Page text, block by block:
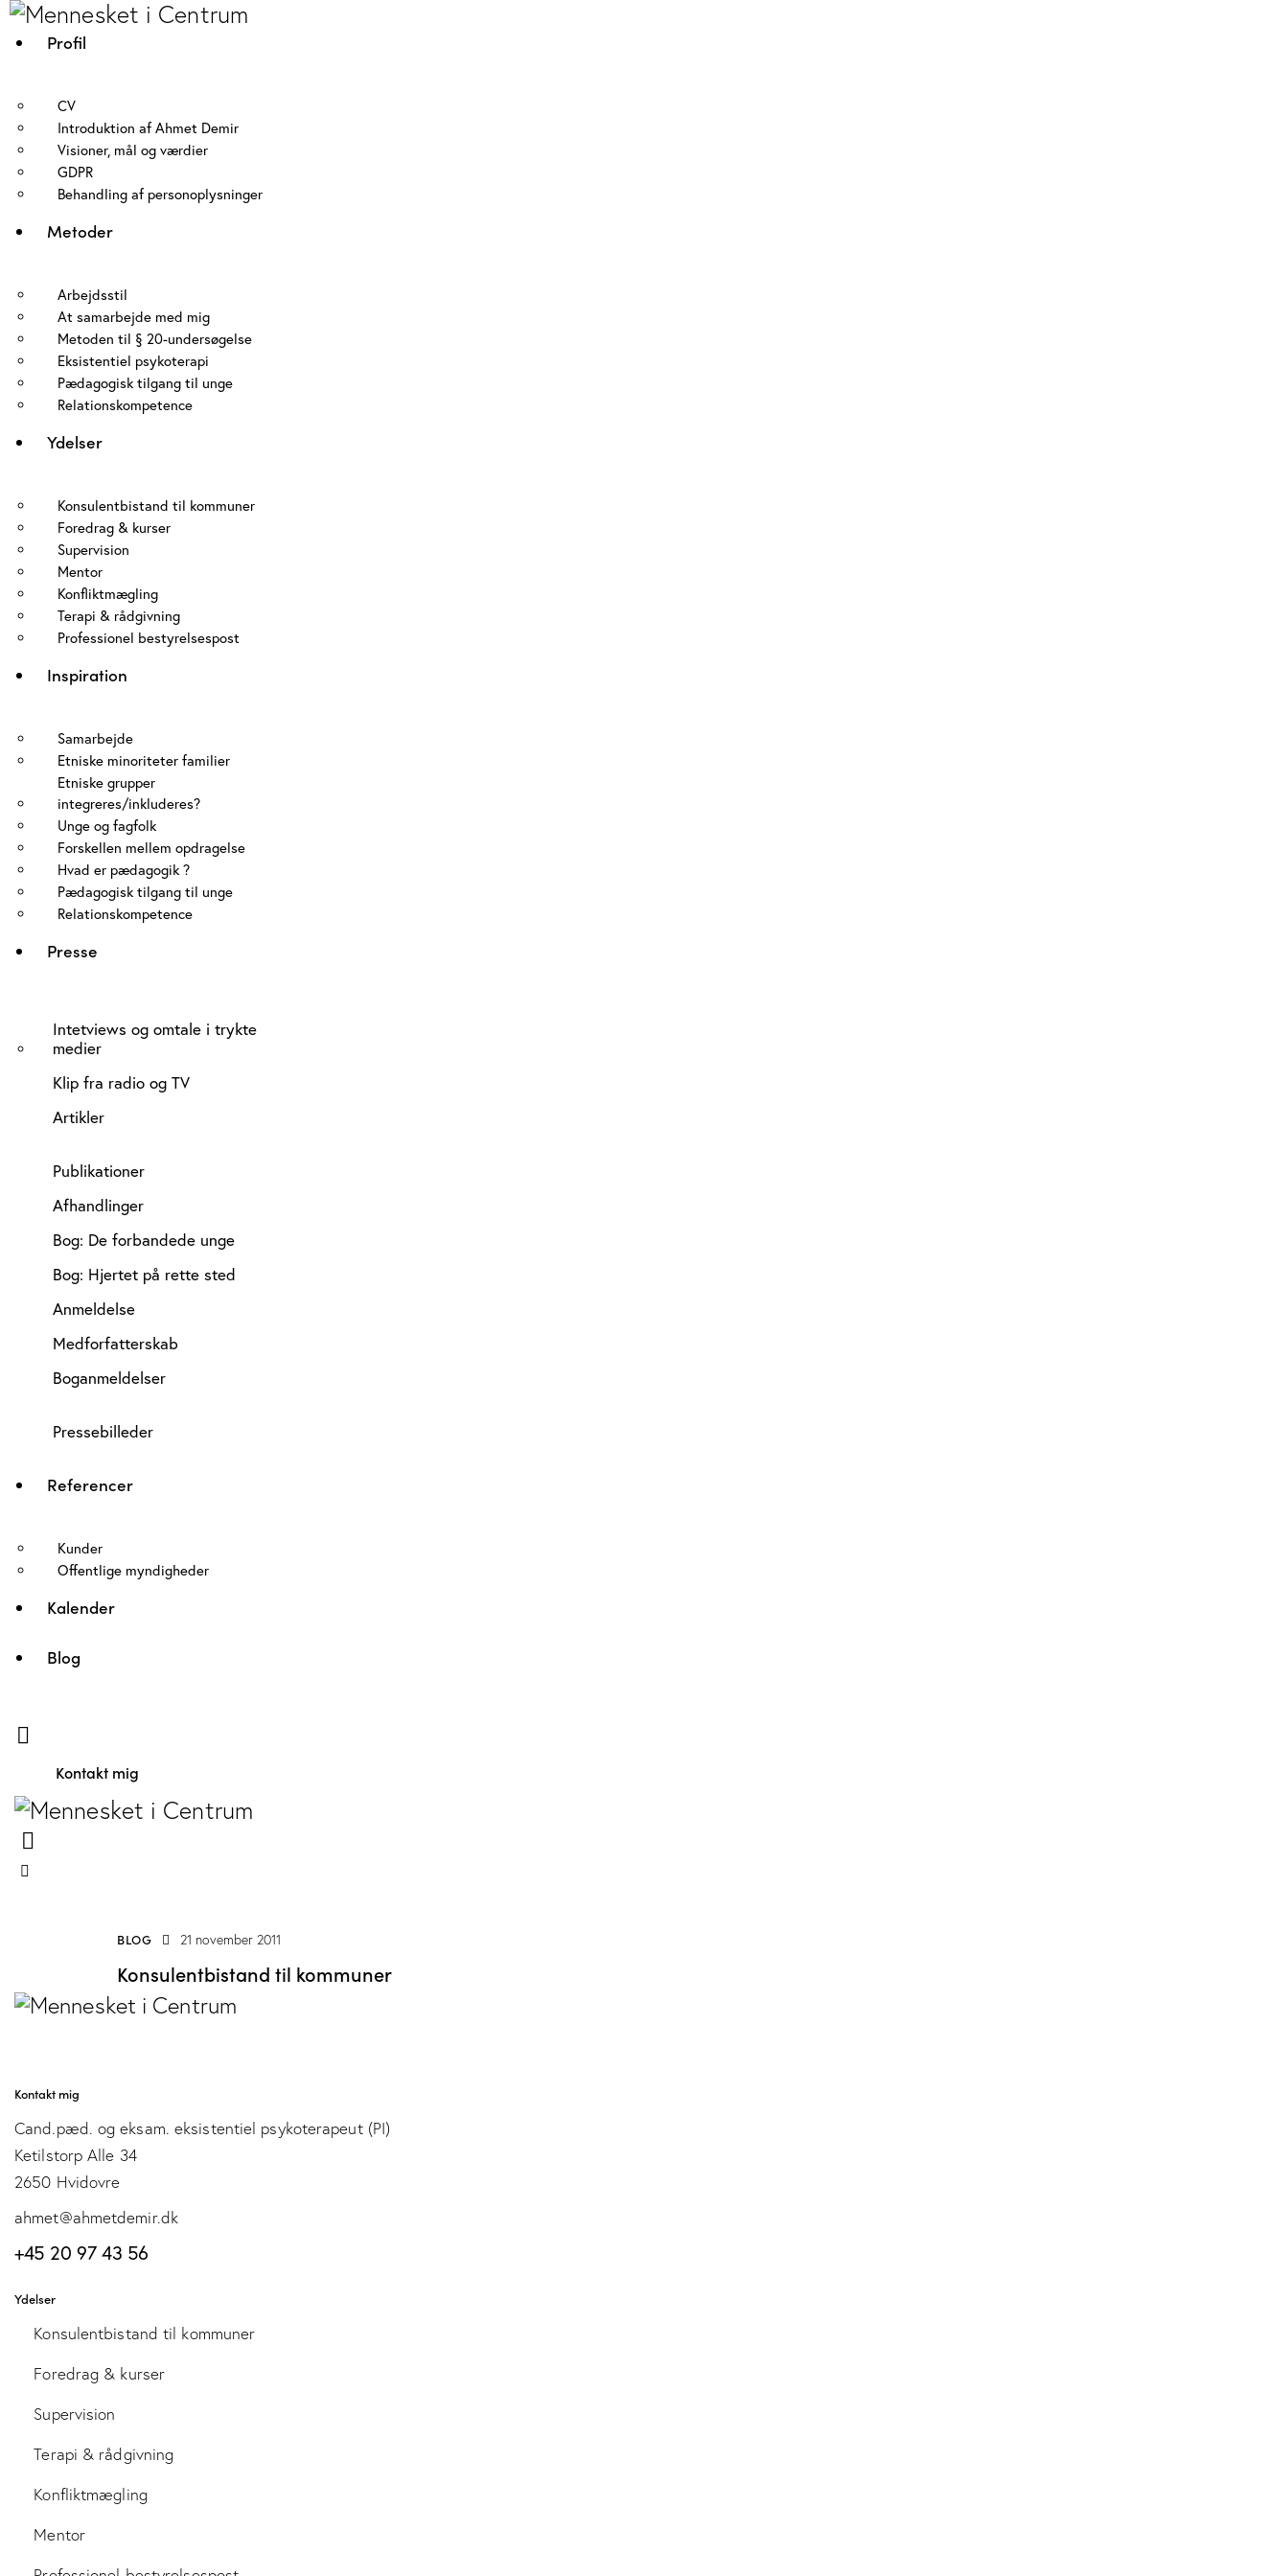
Profil
CV
Introduktion af Ahmet Demir
Visioner, mål og værdier
GDPR
Behandling af personoplysninger
Metoder
Arbejdsstil
At samarbejde med mig
Metoden til § 20-undersøgelse
Eksistentiel psykoterapi
Pædagogisk tilgang til unge
Relationskompetence
Ydelser
Konsulentbistand til kommuner
Foredrag & kurser
Supervision
Mentor
Konfliktmægling
Terapi & rådgivning
Professionel bestyrelsespost
Inspiration
Samarbejde
Etniske minoriteter familier
Etniske grupper
integreres/inkluderes?
Unge og fagfolk
Forskellen mellem opdragelse
Hvad er pædagogik ?
Pædagogisk tilgang til unge
Relationskompetence
Presse
Intetviews og omtale i trykte
medier
Klip fra radio og TV
Artikler
Publikationer
Afhandlinger
Bog: De forbandede unge
Bog: Hjertet på rette sted
Anmeldelse
Medforfatterskab
Boganmeldelser
Pressebilleder
Referencer
Kunder
Offentlige myndigheder
Kalender
Blog
Kontakt mig
BLOG 21 november 2011
Konsulentbistand til kommuner
Kontakt mig
Cand.pæd. og eksam. eksistentiel psykoterapeut (PI)
Ketilstorp Alle 34
2650 Hvidovre
ahmet@ahmetdemir.dk
+45 20 97 43 56
Ydelser
Konsulentbistand til kommuner
Foredrag & kurser
Supervision
Terapi & rådgivning
Konfliktmægling
Mentor